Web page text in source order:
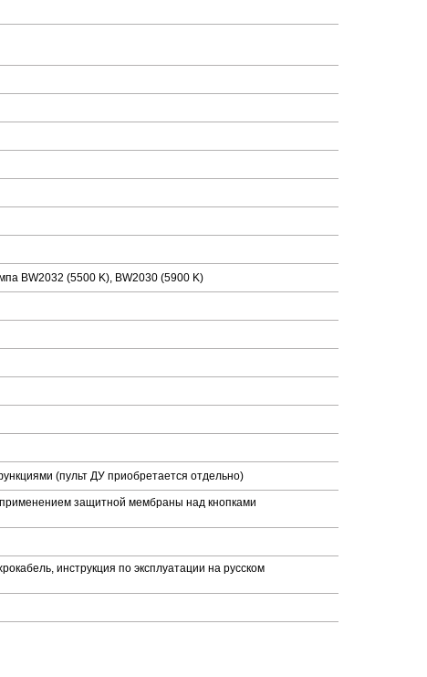
BW2032 (5500 K), BW2030 (5900 K)
(пульт ДУ приобретается отдельно)
защитной мембраны над кнопками
инструкция по эксплуатации на русском